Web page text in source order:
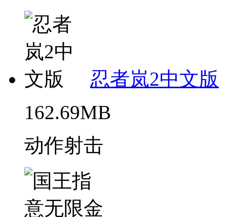
忍者岚2中文版
162.69MB
动作射击